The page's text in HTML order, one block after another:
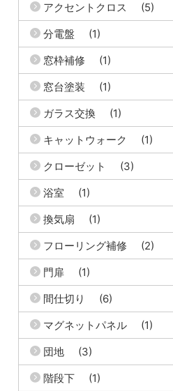
アクセントクロス
(5)
分電盤
(1)
窓枠補修
(1)
窓台塗装
(1)
ガラス交換
(1)
キャットウォーク
(1)
クローゼット
(3)
浴室
(1)
換気扇
(1)
フローリング補修
(2)
門扉
(1)
間仕切り
(6)
マグネットパネル
(1)
団地
(3)
階段下
(1)